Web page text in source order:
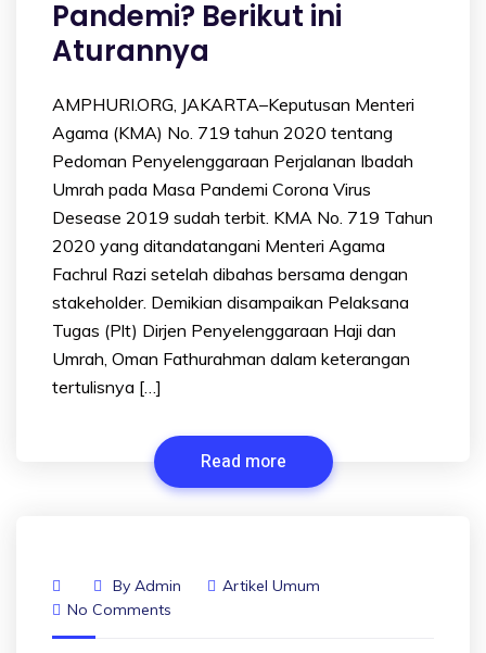
Pandemi? Berikut ini
Aturannya
AMPHURI.ORG, JAKARTA–Keputusan Menteri
Agama (KMA) No. 719 tahun 2020 tentang
Pedoman Penyelenggaraan Perjalanan Ibadah
Umrah pada Masa Pandemi Corona Virus
Desease 2019 sudah terbit. KMA No. 719 Tahun
2020 yang ditandatangani Menteri Agama
Fachrul Razi setelah dibahas bersama dengan
stakeholder. Demikian disampaikan Pelaksana
Tugas (Plt) Dirjen Penyelenggaraan Haji dan
Umrah, Oman Fathurahman dalam keterangan
tertulisnya […]
Read more
By Admin
Artikel Umum
No Comments